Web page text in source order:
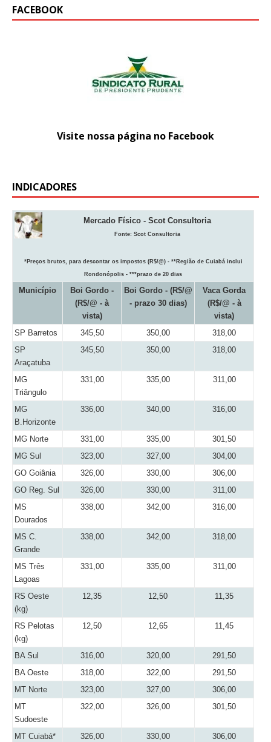
FACEBOOK
Visite nossa página no Facebook
INDICADORES
Mercado Físico - Scot Consultoria
Fonte: Scot Consultoria
*Preços brutos, para descontar os impostos (R$/@) - **Região de Cuiabá inclui
Rondonópolis - ***prazo de 20 dias
Município
Boi Gordo -
(R$/@ - à
vista)
Boi Gordo - (R$/@
- prazo 30 dias)
Vaca Gorda
(R$/@ - à
vista)
SP Barretos
345,50 350,00
318,00
SP
Araçatuba
345,50 350,00 318,00
MG
Triângulo
331,00 335,00 311,00
MG
B.Horizonte
336,00 340,00 316,00
MG Norte 331,00 335,00
301,50
MG Sul
323,00 327,00
304,00
GO Goiânia
326,00 330,00
306,00
GO Reg. Sul
326,00 330,00
311,00
MS
Dourados
338,00 342,00 316,00
MS C.
Grande
338,00 342,00 318,00
MS Três
Lagoas
331,00 335,00 311,00
RS Oeste
(kg)
12,35 12,50 11,35
RS Pelotas
(kg)
12,50 12,65 11,45
BA Sul 316,00 320,00
291,50
BA Oeste
318,00 322,00
291,50
MT Norte
323,00 327,00
306,00
MT
Sudoeste
322,00 326,00 301,50
MT Cuiabá* 326,00 330,00
306,00